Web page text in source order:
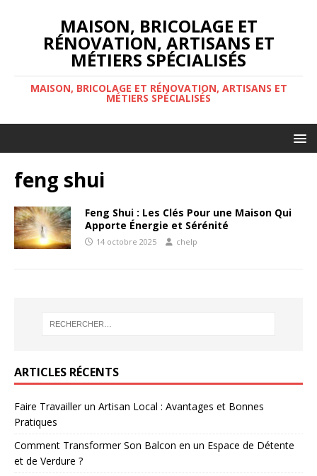
MAISON, BRICOLAGE ET
RÉNOVATION, ARTISANS ET
MÉTIERS SPÉCIALISÉS
MAISON, BRICOLAGE ET RÉNOVATION, ARTISANS ET
MÉTIERS SPÉCIALISÉS
feng shui
Feng Shui : Les Clés Pour une Maison Qui
Apporte Énergie et Sérénité
14 octobre 2025 chelp
ARTICLES RÉCENTS
Faire Travailler un Artisan Local : Avantages et Bonnes
Pratiques
Comment Transformer Son Balcon en un Espace de Détente
et de Verdure ?